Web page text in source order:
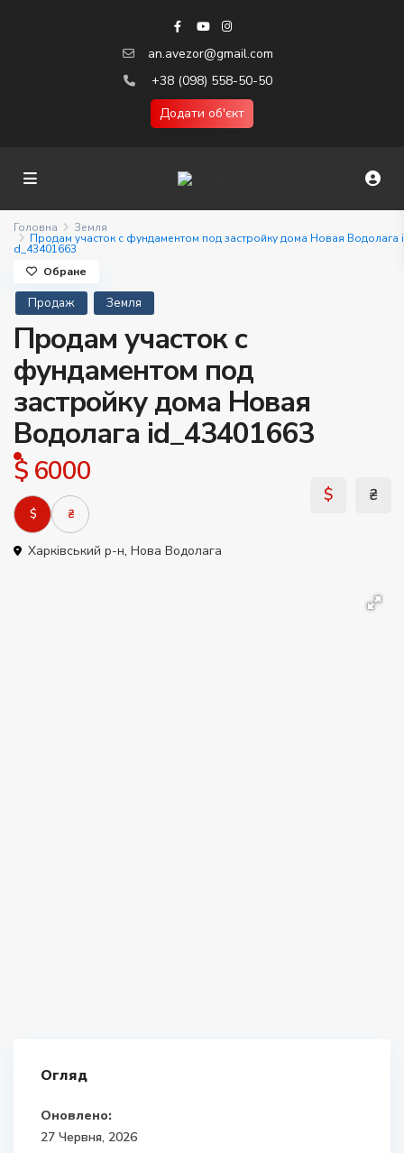
an.avezor@gmail.com
+38 (098) 558-50-50
Додати об'єкт
Головна Земля
Продам участок с фундаментом под застройку дома Новая Водолага i
d_43401663
Продаж Земля
Продам участок с
фундаментом под
застройку дома Новая
Водолага id_43401663
$ 6000
$ ₴
Харківський р-н, Нова Водолага
Обране
Огляд
Оновлено:
27 Червня, 2026
$ ₴